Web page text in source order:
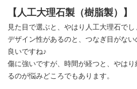
【人工大理石製（樹脂製）】
見た目で選ぶと、やはり人工大理石でし
デザイン性があるのと、つなぎ目がな
良いですね♪
傷に強いですが、時間が経つと、やはり
るのが悩みどころでもあります。